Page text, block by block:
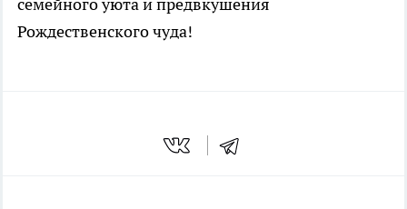
семейного уюта и предвкушения
Рождественского чуда!